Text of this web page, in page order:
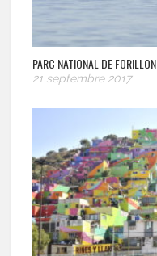
PARC NATIONAL DE FORILLON
21 septembre 2017